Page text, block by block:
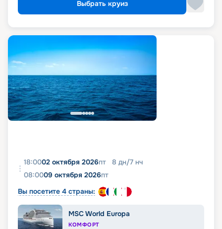
Выбрать круиз
18:0002 октября 2026пт 8 дн/7 нч
08:0009 октября 2026пт
Вы посетите 4 страны:
MSC World Europa
КОМФОРТ